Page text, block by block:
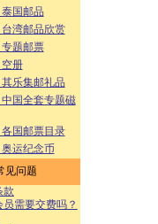
国邮品
湾邮品欣赏
题邮票
册
乐集邮礼品
国全套专题磁
国邮票目录
运纪念币
见问题
款
员需要交费吗？